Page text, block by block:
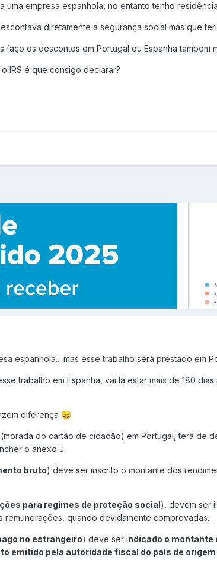
uma empresa espanhola, no entanto tenho
diretamente a segurança social mas que
faço os descontos em Portugal ou Espanha também
IRS é que consigo declarar?
espanhola... mas esse trabalho será prestado em
trabalho em Espanha, vai lá estar mais de 180
diferença 😄
do cartão de cidadão) em Portugal, terá de
o anexo J.
bruto) deve ser inscrito o montante dos
para regimes de proteção social), devem ser
remunerações, quando devidamente comprovadas.
no estrangeiro) deve ser indicado o
emitido pela autoridade fiscal do país de